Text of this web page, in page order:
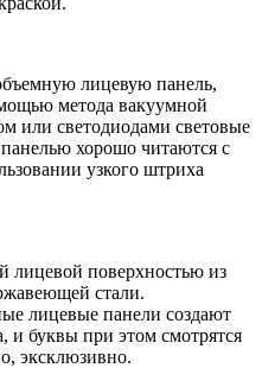
лицевую панель,
метода вакуумной
или светодиодами световые
хорошо читаются с
узкого штриха
поверхностью из
стали.
лицевые панели создают
и буквы при этом смотрятся
эксклюзивно.